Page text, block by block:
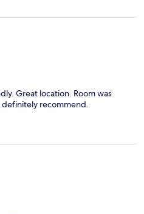
Great location. Room was
recommend.